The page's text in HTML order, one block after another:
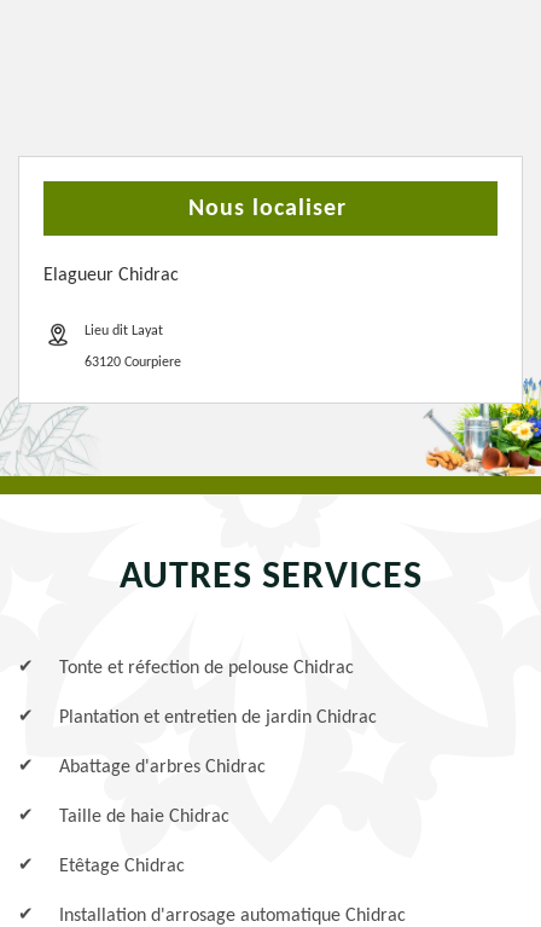
Nous localiser
Elagueur Chidrac
Lieu dit Layat
63120 Courpiere
AUTRES SERVICES
Tonte et réfection de pelouse Chidrac
Plantation et entretien de jardin Chidrac
Abattage d'arbres Chidrac
Taille de haie Chidrac
Etêtage Chidrac
Installation d'arrosage automatique Chidrac